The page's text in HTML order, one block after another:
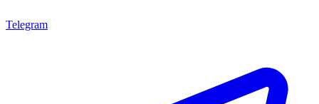
Telegram